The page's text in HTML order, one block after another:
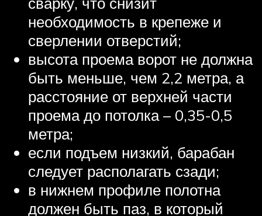
необходимость в крепеже и
сверлении отверстий;
высота проема ворот не должна
быть меньше, чем 2,2 метра, а
расстояние от верхней части
проема до потолка – 0,35-0,5
метра;
если подъем низкий, барабан
следует располагать сзади;
в нижнем профиле полотна
должен быть паз, в который